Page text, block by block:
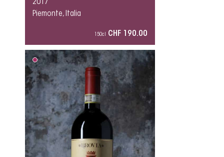
2017
Piemonte, Italia
150cl CHF 190.00